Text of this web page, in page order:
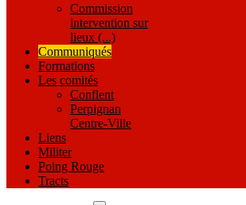
Commission
intervention sur
lieux (...)
Communiqués
Formations
Les comités
Conflent
Perpignan
Centre-Ville
Liens
Militer
Poing Rouge
Tracts